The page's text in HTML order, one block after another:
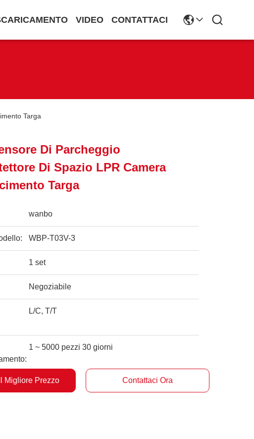
VIDEO CONTATTACI
Targa
Di Parcheggio
Di Spazio LPR Camera
Targa
wanbo
WBP-T03V-3
1 set
Negoziabile
L/C, T/T
1 ~ 5000 pezzi 30 giorni
Migliore Prezzo Contattaci Ora